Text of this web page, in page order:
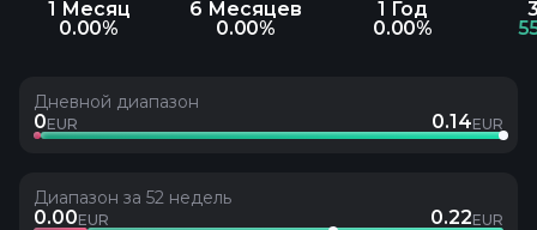
1 Месяц
0.00%
6 Месяцев
0.00%
1 Год
0.00%
Дневной диапазон
0EUR 0.14EUR
Диапазон за 52 недель
0.00EUR 0.22EUR